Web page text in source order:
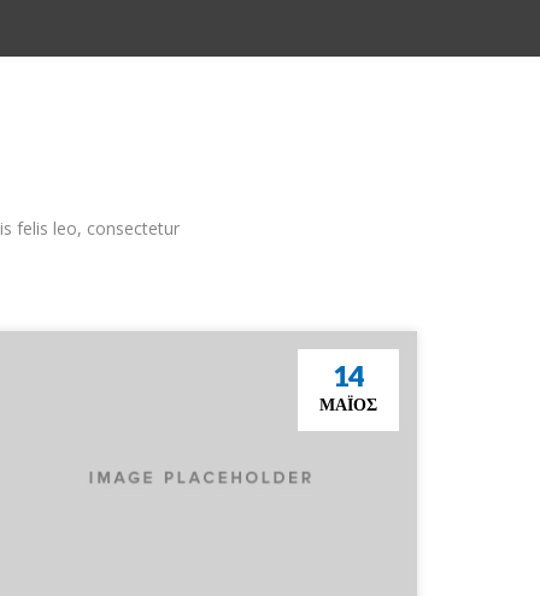
felis leo, consectetur
14
ΜΆΙΟΣ